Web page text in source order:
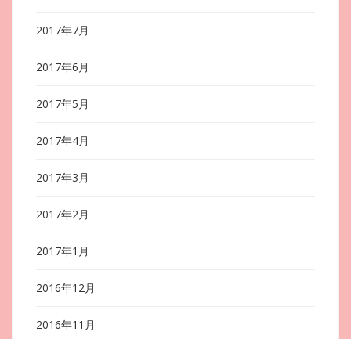
2017年7月
2017年6月
2017年5月
2017年4月
2017年3月
2017年2月
2017年1月
2016年12月
2016年11月